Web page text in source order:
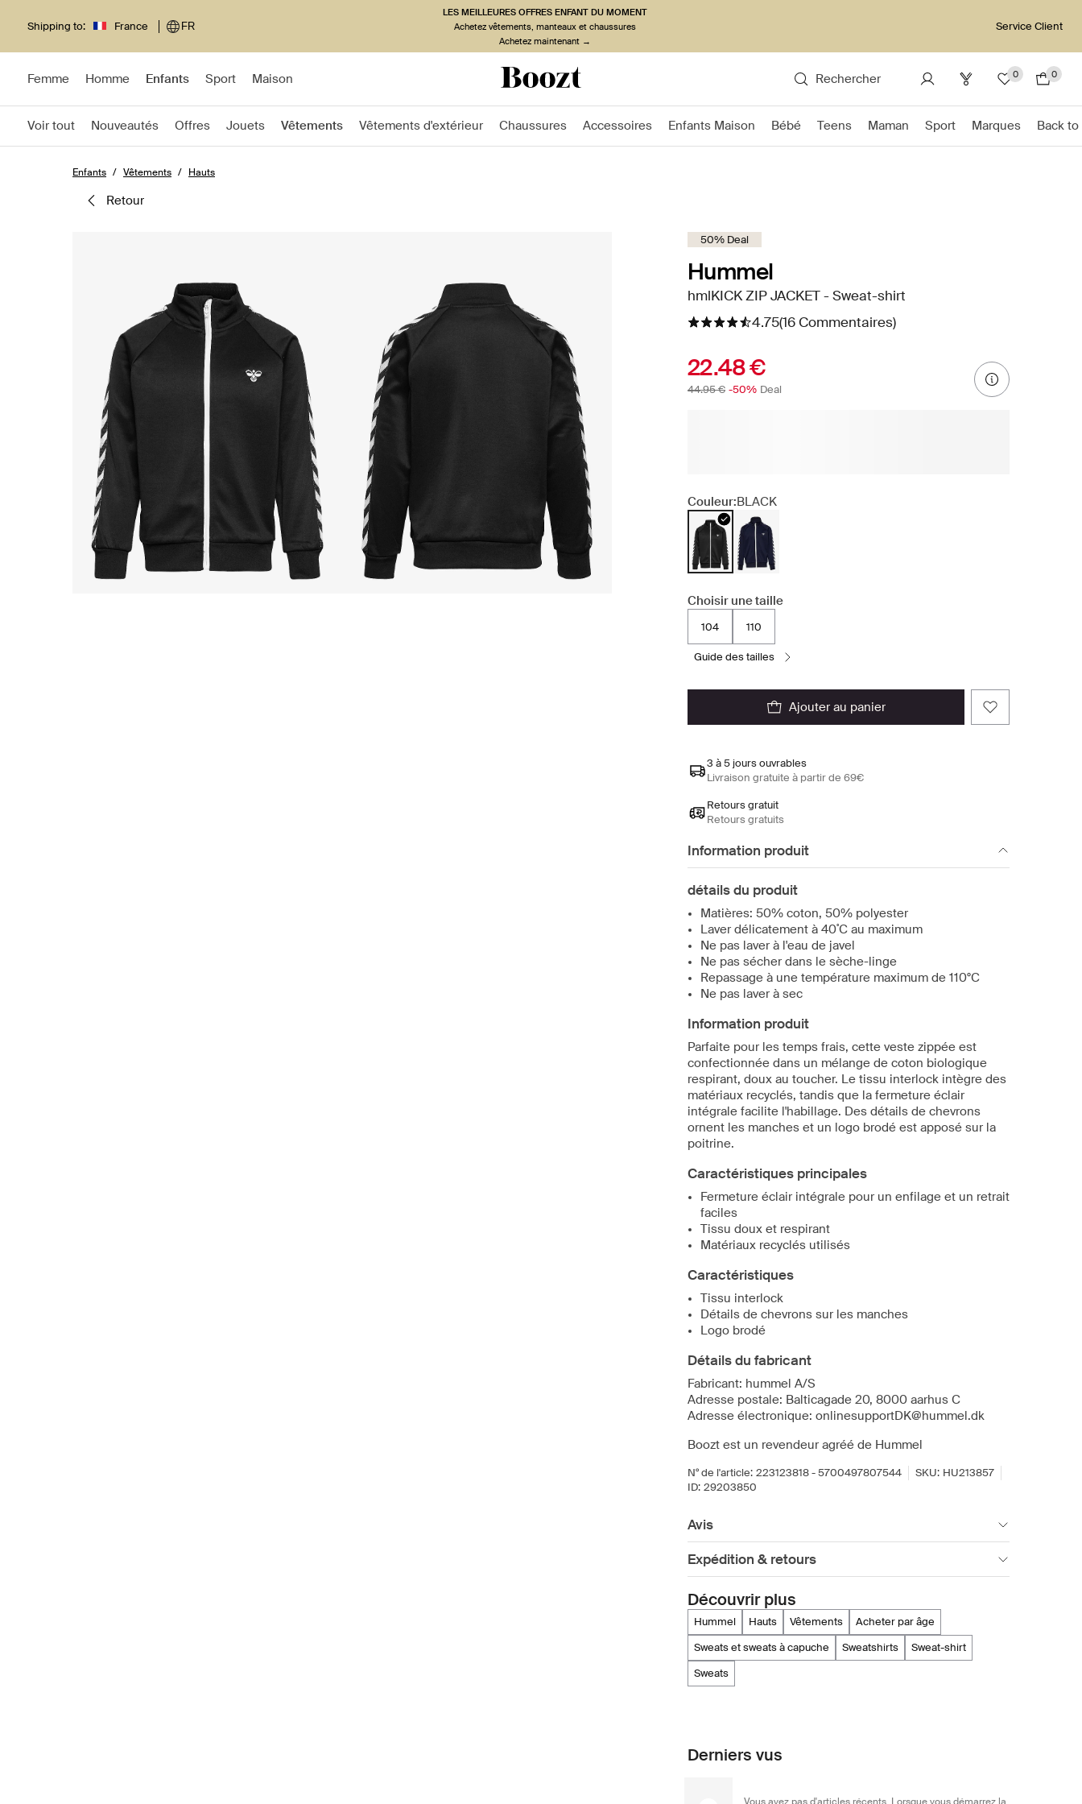
Shipping to: France FR
LES MEILLEURES OFFRES ENFANT DU MOMENT
Achetez vêtements, manteaux et chaussures
Achetez maintenant →
Service Client
Femme Homme Enfants Sport Maison Rechercher 0 0
Voir tout Nouveautés Offres Jouets Vêtements Vêtements d'extérieur Chaussures Accessoires Enfants Maison Bébé Teens Maman Sport Marques Back
Enfants Vêtements Hauts
retour
50% Deal
Hummel
hmlKICK ZIP JACKET - Sweat-shirt
4.75(16 Commentaires)
22.48 €
44.95 € -50% Deal
Couleur:BLACK
Choisir une taille
104 110
guide des tailles
ajouter au panier
3 à 5 jours ouvrables
Livraison gratuite à partir de 69€
Retours gratuit
Retours gratuits
Information produit
détails du produit
Matières: 50% coton, 50% polyester
Laver délicatement à 40˚C au maximum
Ne pas laver à l'eau de javel
Ne pas sécher dans le sèche-linge
Repassage à une température maximum de 110°C
Ne pas laver à sec
Information produit
Parfaite pour les temps frais, cette veste zippée est
confectionnée dans un mélange de coton biologique
respirant, doux au toucher. Le tissu interlock intègre des
matériaux recyclés, tandis que la fermeture éclair
intégrale facilite l'habillage. Des détails de chevrons
ornent les manches et un logo brodé est apposé sur la
poitrine.
Caractéristiques principales
Fermeture éclair intégrale pour un enfilage et un retrait
faciles
Tissu doux et respirant
Matériaux recyclés utilisés
Caractéristiques
Tissu interlock
Détails de chevrons sur les manches
Logo brodé
Détails du fabricant
Fabricant: hummel A/S
Adresse postale: Balticagade 20, 8000 aarhus C
Adresse électronique: onlinesupportDK@hummel.dk
Boozt est un revendeur agréé de Hummel
N° de l'article: 223123818 - 5700497807544 SKU: HU213857
ID: 29203850
Avis
Expédition & retours
Découvrir plus
hummel hauts vêtements
acheter par âge
sweats et sweats à capuche
sweatshirts
sweat-shirt
sweats
Derniers vus
Vous avez pas d'articles récents. Lorsque vous démarrez la